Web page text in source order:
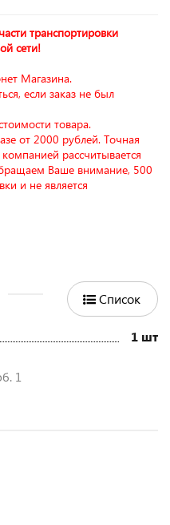
транспортировки
сети!
Магазина.
если заказ не был
товара.
от 2000 рублей. Точная
рассчитывается
Ваше внимание, 500
и не является
Список
1 шт
1